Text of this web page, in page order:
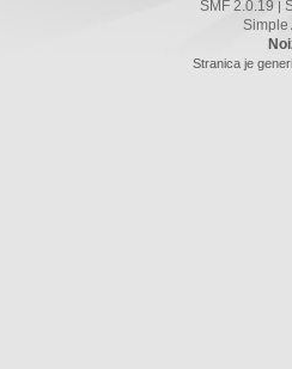
SMF 2.0.19 |
Simple
Stranica je